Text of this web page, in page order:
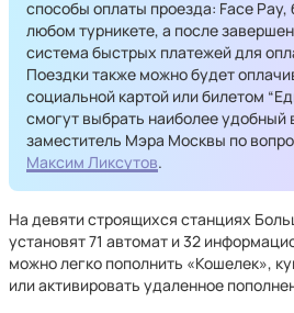
способы оплаты проезда: Face Pay,
любом турникете, а после
система быстрых платежей для
Поездки также можно будет
социальной картой или билетом
смогут выбрать наиболее удобный
заместитель Мэра Москвы по
Максим Ликсутов.
На девяти строящихся станциях
установят 71 автомат и 32
можно легко пополнить «Кошелек»,
или активировать удаленное